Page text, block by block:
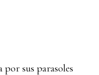
sus parasoles